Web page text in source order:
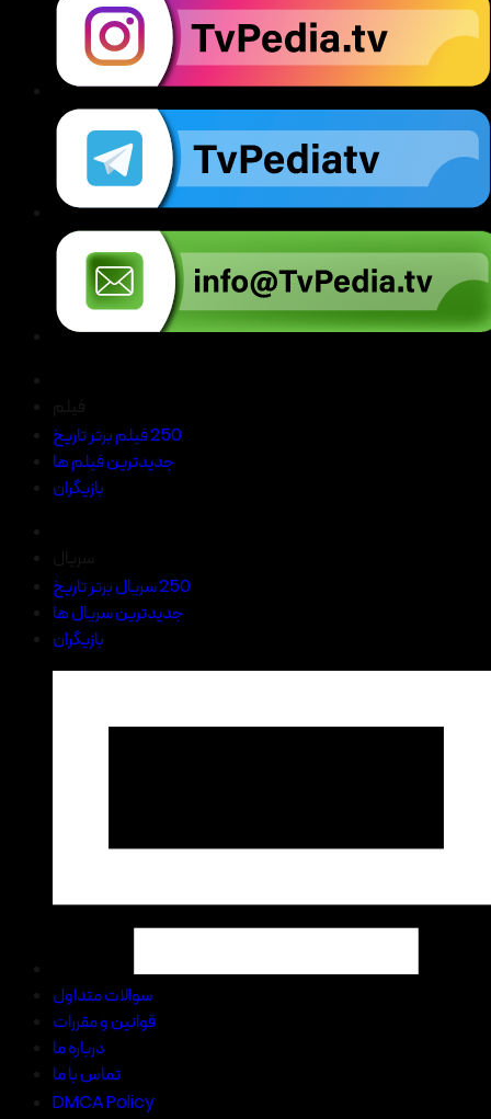
250 فیلم برتر تاریخ
جدیدترین فیلم ها
بازیگران
250 سریال برتر تاریخ
جدیدترین سریال ها
بازیگران
سوالات متداول
قوانین و مقررات
درباره ما
تماس با ما
DMCA Policy